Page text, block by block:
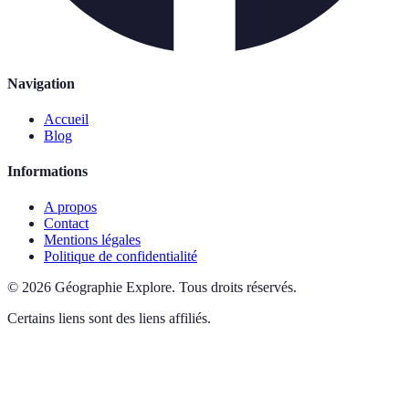
Navigation
Accueil
Blog
Informations
A propos
Contact
Mentions légales
Politique de confidentialité
© 2026 Géographie Explore. Tous droits réservés.
Certains liens sont des liens affiliés.